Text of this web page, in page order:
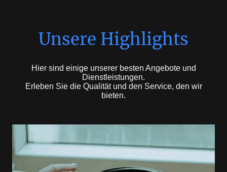
Unsere Highlights
Hier sind einige unserer besten Angebote und
Dienstleistungen.
Erleben Sie die Qualität und den Service, den wir
bieten.